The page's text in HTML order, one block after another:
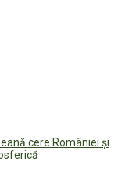
cere României și